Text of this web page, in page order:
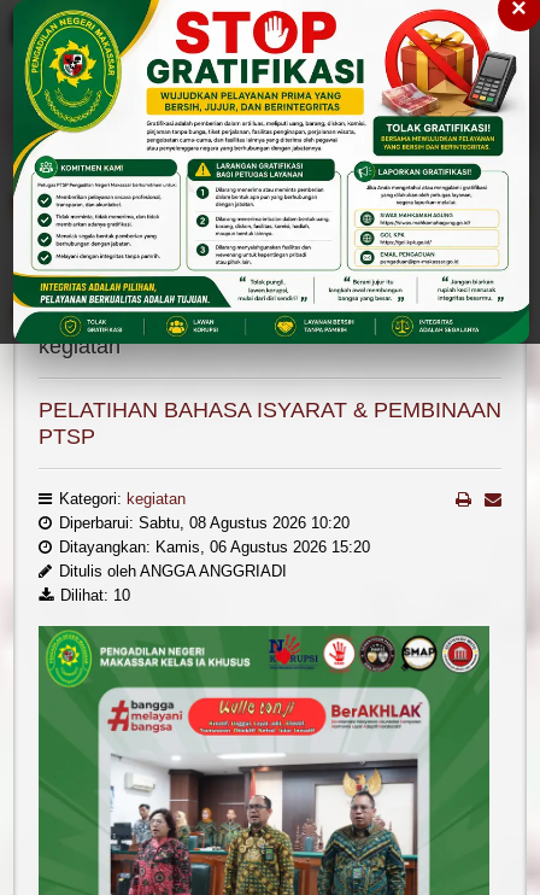
Please
website
includes
accessibility
system.
×
Cari Cari
Berita Kegiatan
kegiatan
PELATIHAN BAHASA ISYARAT & PEMBINAAN
PTSP
Kategori: kegiatan
Diperbarui: Sabtu, 08 Agustus 2026 10:20
Ditayangkan: Kamis, 06 Agustus 2026 15:20
Ditulis oleh ANGGA ANGGRIADI
Dilihat: 10